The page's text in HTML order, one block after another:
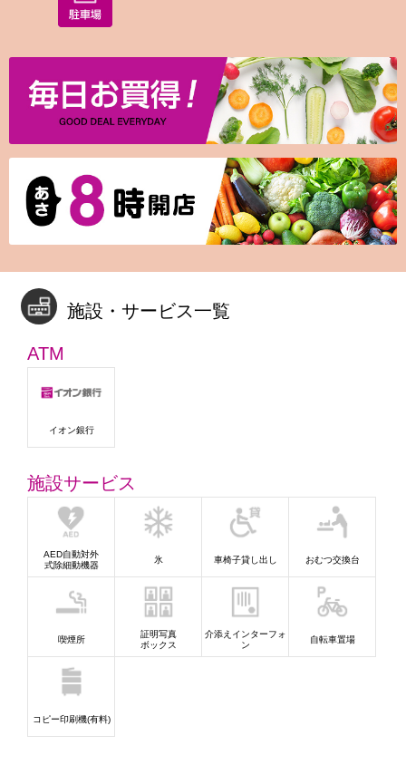
施設・サービス一覧
ATM
イオン銀行
施設サービス
AED自動対外
式除細動機器
氷 車椅子貸し出し おむつ交換台
喫煙所
証明写真
ボックス
介添えインターフォ
ン
自転車置場
コピー印刷機(有料)